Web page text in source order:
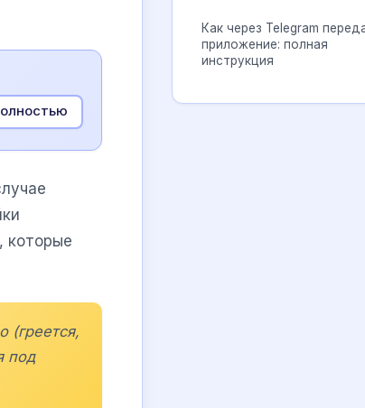
которые
(греется,
под
Как через Telegram
приложение: полная
инструкция